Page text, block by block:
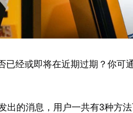
已经或即将在近期过期？你可
出的消息，用户一共有3种方